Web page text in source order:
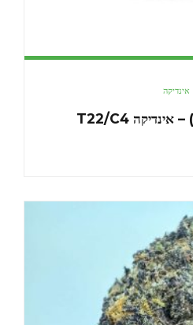
אינדיקה